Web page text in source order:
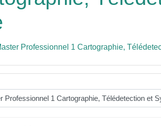
Professionnel 1 Cartographie,